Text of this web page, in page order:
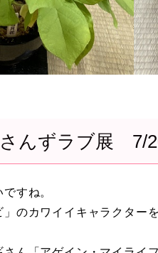
んずラブ展 7/
すね。
のカワイイキャラクター